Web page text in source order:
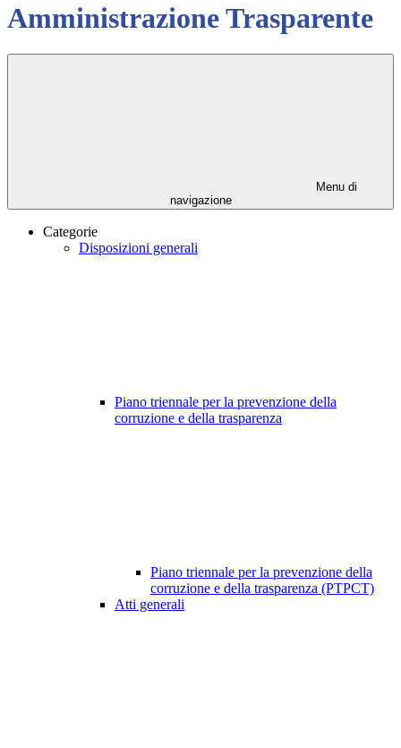
Amministrazione Trasparente
Menu di
navigazione
Categorie
Disposizioni generali
Piano triennale per la prevenzione della
corruzione e della trasparenza
Piano triennale per la prevenzione della
corruzione e della trasparenza (PTPCT)
Atti generali